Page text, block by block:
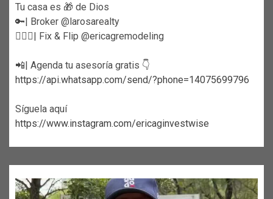
Tu casa es 🎁 de Dios
🔑| Broker @larosarealty
👷🏼‍♀️| Fix & Flip @ericagremodeling
📲| Agenda tu asesoría gratis 👇
https://api.whatsapp.com/send/?phone=14075699796
Síguela aquí
https://www.instagram.com/ericaginvestwise